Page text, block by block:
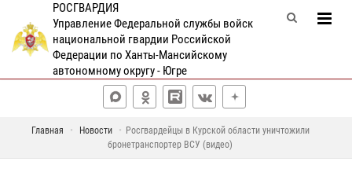
РОСГВАРДИЯ
Управление Федеральной службы войск
национальной гвардии Российской
Федерации по Ханты-Мансийскому
автономному округу - Югре
Главная Новости
Росгвардейцы в Курской области уничтожили
бронетранспортер ВСУ (видео)